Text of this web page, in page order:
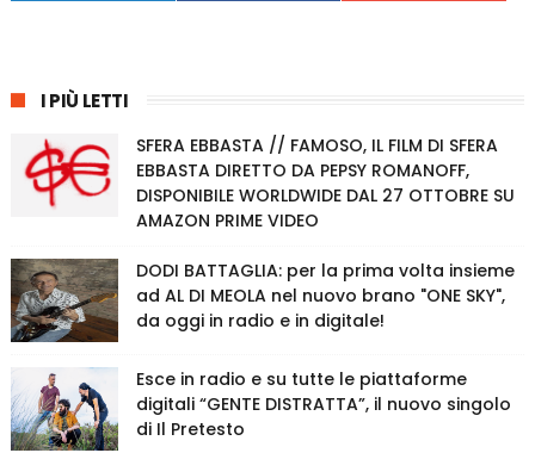
I PIÙ LETTI
SFERA EBBASTA // FAMOSO, IL FILM DI SFERA
EBBASTA DIRETTO DA PEPSY ROMANOFF,
DISPONIBILE WORLDWIDE DAL 27 OTTOBRE SU
AMAZON PRIME VIDEO
DODI BATTAGLIA: per la prima volta insieme
ad AL DI MEOLA nel nuovo brano "ONE SKY",
da oggi in radio e in digitale!
Esce in radio e su tutte le piattaforme
digitali “GENTE DISTRATTA”, il nuovo singolo
di Il Pretesto